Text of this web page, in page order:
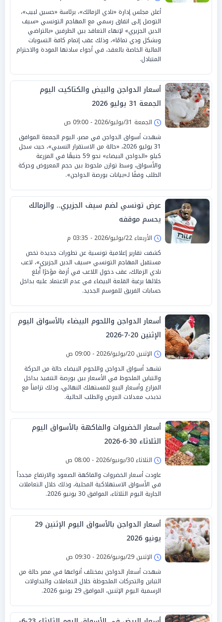
أعلن مجلس إدارة «نادي الزمالك»، برئاسة «حسين لبيب»،
التوصل إلى اتفاق رسمي مع المهاجم التونسي «سيف
الدين الجزيري» لإنهاء التعاقد بين الطرفين «بالتراضي
وبشكل ودي تمامًا»، وذلك عقب إتمام كافة التسويات
المالية الخاصة بالعقد، في أجواء سادتها المودة والاحترام
المتبادل.
أسعار الدواجن والبيض والكتاكيت اليوم
الجمعة 31 يوليو 2026
الجمعة 31/يوليو/2026 - 09:00 ص
شهدت أسواق الدواجن في مصر، اليوم الجمعة الموافق
31 يوليو 2026، «حالة من الاستقرار النسبي»، حيث سجل
كيلو «الدواجن البيضاء» نحو 59 جنيهًا في المزرعة
والأسواق، وسط توازن ملحوظ بين حجم المعروض وحركة
الطلب وفقًا لـ«بيانات بورصة الدواجن».
عرض تونسي لضم سيف الجزيري.. والزمالك
يحسم موقفه
الأربعاء 22/يوليو/2026 - 03:35 م
كشفت تقارير إعلامية تونسية عن تطورات جديدة تخص
مستقبل المهاجم التونسي «سيف الدين الجزيري»، لاعب
نادي الزمالك، عقب دخول اللاعب في أزمة مؤخرًا أُبلغ
خلالها برغبة القلعة البيضاء في عدم الاعتماد عليه بداخل
حسابات الفريق للموسم الجديد.
أسعار الدواجن واللحوم البيضاء بالأسواق اليوم
الإثنين 20-7-2026
الإثنين 20/يوليو/2026 - 09:00 ص
تشهد أسواق الدواجن واللحوم البيضاء حالة من الحركة
والتباين الملحوظ في الأسعار بين بورصة التنفيذ بداخل
المزارع وأسعار البيع للمستهلك النهائي، وذلك تزامناً مع
تذبذب معدلات العرض والطلب الحالية.
أسعار الخضروات والفاكهة بالأسواق اليوم
الثلاثاء 30-6-2026
الثلاثاء 30/يونيو/2026 - 08:00 ص
عاودت أسعار الخضروات والفاكهة الصعود والارتفاع مجدداً
في الأسواق الاستهلاكية المحلية، وذلك خلال التعاملات
الجارية اليوم الثلاثاء، الموافق 30 يونيو 2026.
أسعار الدواجن بالأسواق اليوم الإثنين 29
يونيو 2026
الإثنين 29/يونيو/2026 - 09:30 ص
شهدت أسعار الدواجن بمختلف أنواعها في مصر حالة من
التباين والتحركات الملحوظة خلال التعاملات والتداولات
الرسمية اليوم الإثنين، الموافق 29 يونيو 2026.